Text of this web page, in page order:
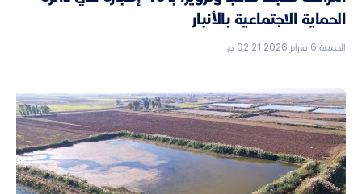
الحماية الاجتماعية بالأنبار
الجمعة 6 فبراير 2026 02:21 م